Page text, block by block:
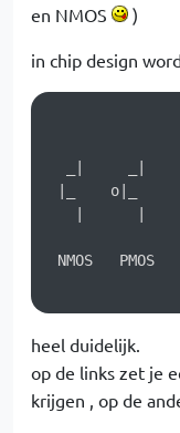
en NMOS
)
in chip design
|_    o|_
NMOS   PMOS
heel duidelijk.
op de links zet je
krijgen , op de